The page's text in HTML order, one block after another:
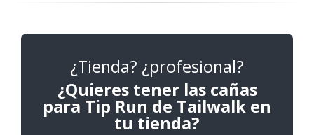
¿Tienda? ¿profesional?
¿Quieres tener las cañas
para Tip Run de Tailwalk en
tu tienda?